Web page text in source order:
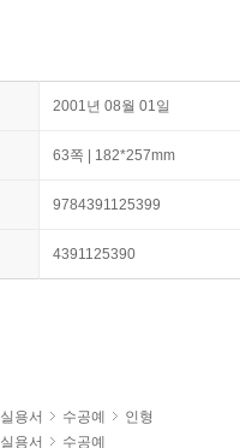
2001년 08월 01일
63쪽 | 182*257mm
9784391125399
4391125390
실용서 수공예
인형
실용서 수공예